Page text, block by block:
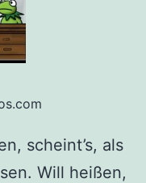
scheint’s, als
Will heißen,